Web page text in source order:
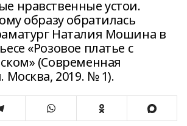
нравственные устои.
образу обратилась
Наталия Мошина в
«Розовое платье с
(Современная
Москва, 2019. № 1).